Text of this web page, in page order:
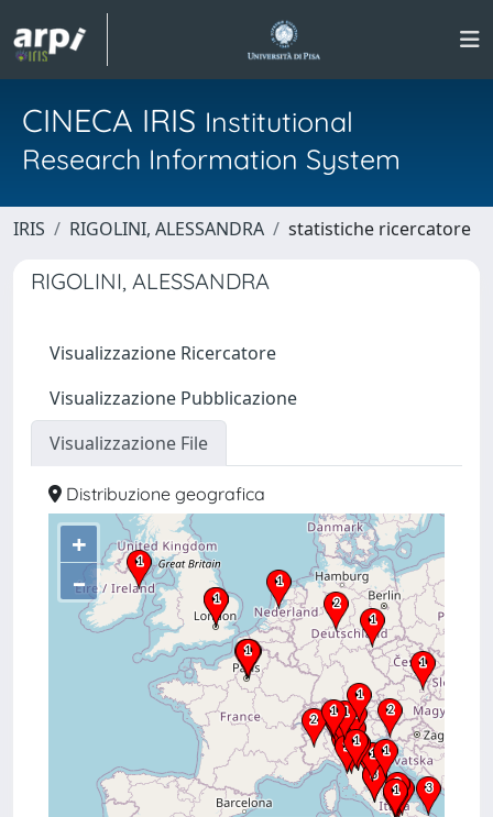
CINECA IRIS Institutional
Research Information System
IRIS RIGOLINI, ALESSANDRA statistiche ricercatore
RIGOLINI, ALESSANDRA
Visualizzazione Ricercatore
Visualizzazione Pubblicazione
Visualizzazione File
Distribuzione geografica
+
–